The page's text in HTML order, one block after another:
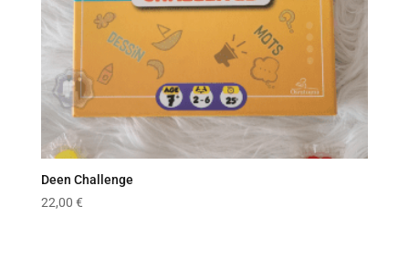
Deen Challenge
22,00 €